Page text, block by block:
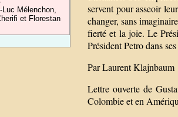
Mélenchon,
et Florestan
servent pour asseoir
changer, sans
fierté et la joie. Le
Président Petro dans
Par Laurent Klajnbaum
Lettre ouverte de
Colombie et en